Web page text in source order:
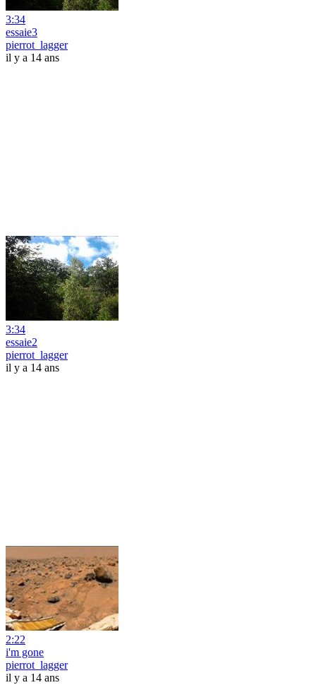
3:34
essaie3
pierrot_lagger
il y a 14 ans
3:34
essaie2
pierrot_lagger
il y a 14 ans
2:22
i'm gone
pierrot_lagger
il y a 14 ans